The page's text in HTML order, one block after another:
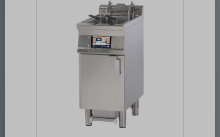
400 V / 3N - 50 Hz Stupeň krytí
ovládacích prvků: IPX5 Vnější barva
zařízení: Nerezové Materiál: AISI 304
Kontrolky: chodu a nahřátí Typ v